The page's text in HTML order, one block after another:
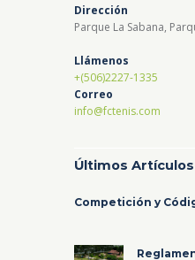
Dirección
Parque La Sabana,
Llámenos
+(506)2227-1335
Correo
info@fctenis.com
Últimos Artículos
Competición y